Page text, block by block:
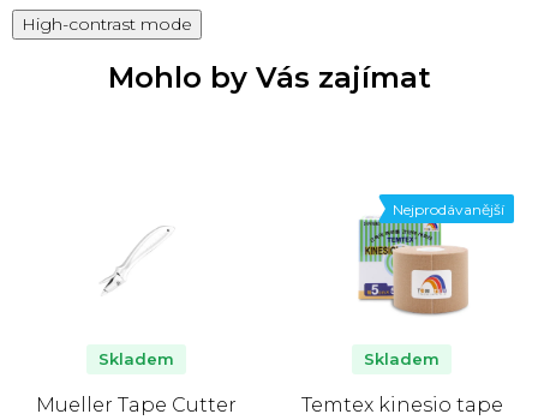
High-contrast mode
Mohlo by Vás zajímat
Mueller Tape Cutter
Skladem
Nejprodávanější
Temtex kinesio tape
Skladem